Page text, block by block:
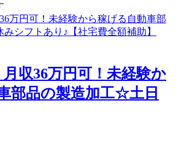
月収36万円可！未経験か
部品の製造加工☆土日